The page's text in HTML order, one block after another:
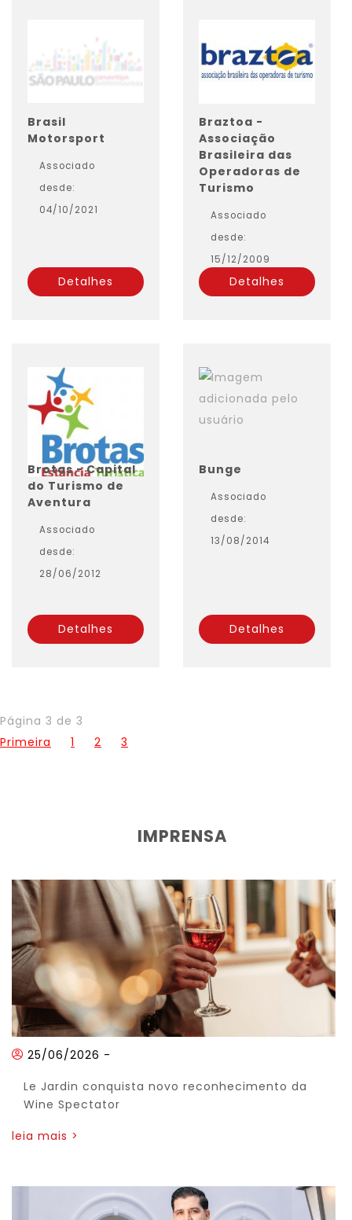
Brasil
Motorsport
Associado
desde:
04/10/2021
Detalhes
Braztoa -
Associação
Brasileira das
Operadoras de
Turismo
Associado
desde:
15/12/2009
Detalhes
Brotas - Capital
do Turismo de
Aventura
Associado
desde:
28/06/2012
Detalhes
Bunge
Associado
desde:
13/08/2014
Detalhes
Página 3 de 3
Primeira
1 2 3
IMPRENSA
25/06/2026 -
Le Jardin conquista novo reconhecimento da
Wine Spectator
leia mais >